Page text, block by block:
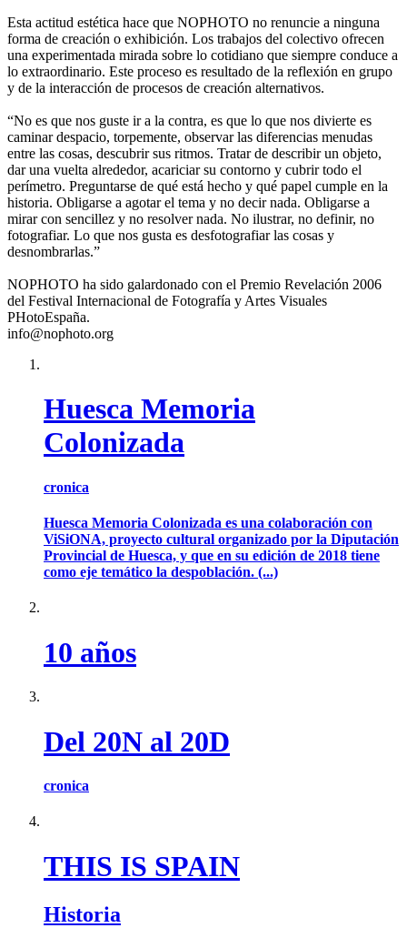
Esta actitud estética hace que NOPHOTO no renuncie a ninguna
forma de creación o exhibición. Los trabajos del colectivo ofrecen
una experimentada mirada sobre lo cotidiano que siempre conduce a
lo extraordinario. Este proceso es resultado de la reflexión en grupo
y de la interacción de procesos de creación alternativos.
“No es que nos guste ir a la contra, es que lo que nos divierte es
caminar despacio, torpemente, observar las diferencias menudas
entre las cosas, descubrir sus ritmos. Tratar de describir un objeto,
dar una vuelta alrededor, acariciar su contorno y cubrir todo el
perímetro. Preguntarse de qué está hecho y qué papel cumple en la
historia. Obligarse a agotar el tema y no decir nada. Obligarse a
mirar con sencillez y no resolver nada. No ilustrar, no definir, no
fotografiar. Lo que nos gusta es desfotografiar las cosas y
desnombrarlas.”
NOPHOTO ha sido galardonado con el Premio Revelación 2006
del Festival Internacional de Fotografía y Artes Visuales
PHotoEspaña.
info@nophoto.org
Huesca Memoria
Colonizada
cronica
Huesca Memoria Colonizada es una colaboración con
ViSiONA, proyecto cultural organizado por la Diputación
Provincial de Huesca, y que en su edición de 2018 tiene
como eje temático la despoblación. (...)
10 años
Del 20N al 20D
cronica
THIS IS SPAIN
Historia